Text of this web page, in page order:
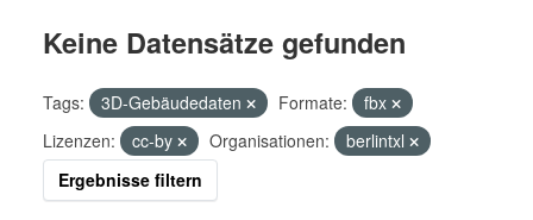
Keine Datensätze gefunden
Tags: 3D-Gebäudedaten Formate:
fbx
Lizenzen:
cc-by Organisationen:
berlintxl
Ergebnisse filtern